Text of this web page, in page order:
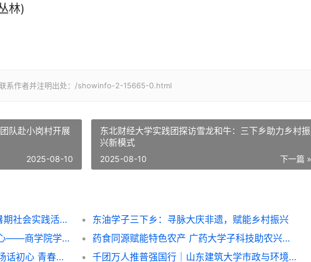
林)
系作者并注明出处：/showinfo-2-15665-0.html
队赴小岗村开展
2025-08-10
东北财经大学实践团探访雪龙和牛：三下乡助力乡村振
兴新模式
下一篇 »
2025-08-10
天津师范大学“津蕴匠师”研学团暑期社会实践活动纪实
东油学子三下乡：寻脉大庆非遗，赋能乡村振兴
寻访抗联忆英魂，宣讲服务践初心——商学院学生团队三下乡纪实
药食同源赋能特色农产 广药大学子科技助农兴乡——广东药科大学中药学院“紫酝兴乡”突击队赴云浮市天堂镇开展暑期三下乡实践
“红色荣光 天下岳阳”——洞庭赛场话初心 青春作品传家国
千团万人推普强国行｜山东建筑大学市政与环境工程学院“语润新声·筑美疆来”志愿服务队赴莎车县开展实践活动